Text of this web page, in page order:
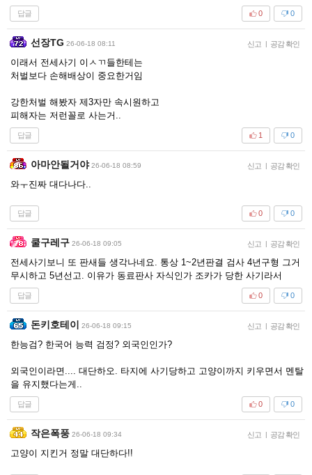
답글 0
0
선장TG 26-06-18 08:11 신고 | 공감 확인
이래서 전세사기 이ㅅㄲ들한테는
처벌보다 손해배상이 중요한거임
강한처벌 해봤자 제3자만 속시원하고
피해자는 저런꼴로 사는거..
답글 0
1
아마안될거야 26-06-18 08:59 신고 | 공감 확인
와ㅜ진짜 대다나다..
답글 0
0
쿨구레구 26-06-18 09:05 신고 | 공감 확인
전세사기보니 또 판새들 생각나네요. 통상 1~2년판결 검사 4년구형 그거
무시하고 5년선고. 이유가 동료판사 자식인가 조카가 당한 사기라서
답글 0
0
돈키호테이 26-06-18 09:15 신고 | 공감 확인
한능검? 한국어 능력 검정? 외국인인가?
외국인이라면.... 대단하오. 타지에 사기당하고 고양이까지 키우면서 멘탈
을 유지했다는게..
답글 0
0
작은폭풍 26-06-18 09:34 신고 | 공감 확인
고양이 지킨거 정말 대단하다!!